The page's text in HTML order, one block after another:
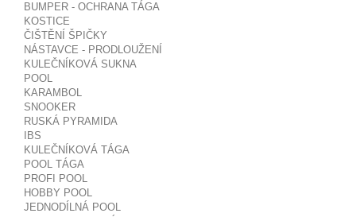
BUMPER - OCHRANA TÁGA
KOSTICE
ČIŠTĚNÍ ŠPIČKY
NÁSTAVCE - PRODLOUŽENÍ
KULEČNÍKOVÁ SUKNA
POOL
KARAMBOL
SNOOKER
RUSKÁ PYRAMIDA
IBS
KULEČNÍKOVÁ TÁGA
POOL TÁGA
PROFI POOL
HOBBY POOL
JEDNODÍLNÁ POOL